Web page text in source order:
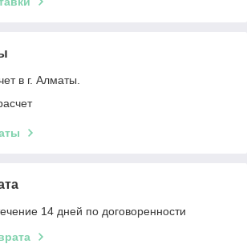
в г. Алматы.
14 дней по договоренности